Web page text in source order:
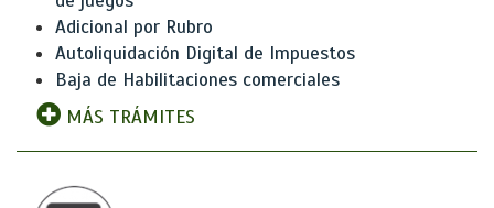
Adicional por Rubro
Autoliquidación Digital de Impuestos
Baja de Habilitaciones comerciales
MÁS TRÁMITES